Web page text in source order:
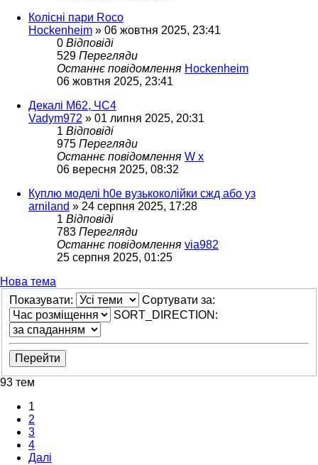
Колісні пари Roco
Hockenheim » 06 жовтня 2025, 23:41
0 Відповіді
529 Перегляди
Останнє повідомлення Hockenheim
06 жовтня 2025, 23:41
Декалі М62, ЧС4
Vadym972 » 01 липня 2025, 20:31
1 Відповіді
975 Перегляди
Останнє повідомлення W x
06 вересня 2025, 08:32
Куплю моделі h0e вузькоколійки сжд або уз
arniland » 24 серпня 2025, 17:28
1 Відповіді
783 Перегляди
Останнє повідомлення via982
25 серпня 2025, 01:25
Нова тема
Показувати:
Сортувати за:
SORT_DIRECTION:
93 тем
1
2
3
4
Далі